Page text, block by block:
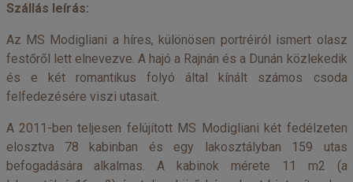
Szállás leírás:
Az MS Modigliani a híres, különösen portréiról ismert olasz
festőről lett elnevezve. A hajó a Rajnán és a Dunán közlekedik
és e két romantikus folyó által kínált számos csoda
felfedezésére viszi utasait.
A 2011-ben teljesen felújított MS Modigliani két fedélzeten
elosztva 78 kabinban és egy lakosztályban 159 utas
befogadására alkalmas. A kabinok mérete 11 m2 (a